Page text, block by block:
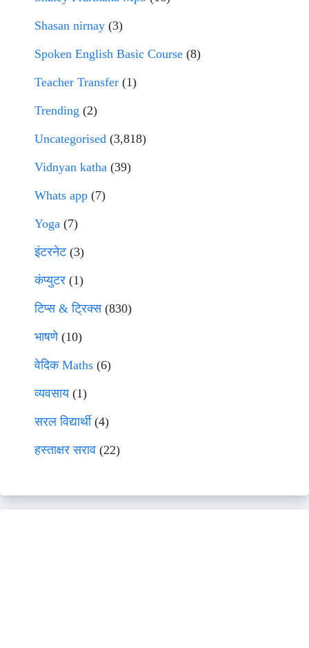
Shasan nirnay (3)
Spoken English Basic Course (8)
Teacher Transfer (1)
Trending (2)
Uncategorised (3,818)
Vidnyan katha (39)
Whats app (7)
Yoga (7)
इंटरनेट(3)
कंप्युटर (1)
टिप्स & ट्रिक्स(830)
भाषणे(10)
वेदिक Maths (6)
व्यवसाय(1)
सरल विद्यार्थी(4)
हस्ताक्षर सराव (22)